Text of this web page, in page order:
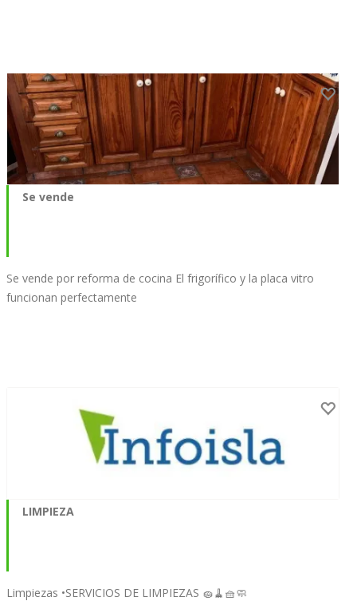
Se vende
Se vende por reforma de cocina El frigorífico y la placa vitro
funcionan perfectamente
LIMPIEZA
Limpiezas •SERVICIOS DE LIMPIEZAS 🧽🧹🧺🧼